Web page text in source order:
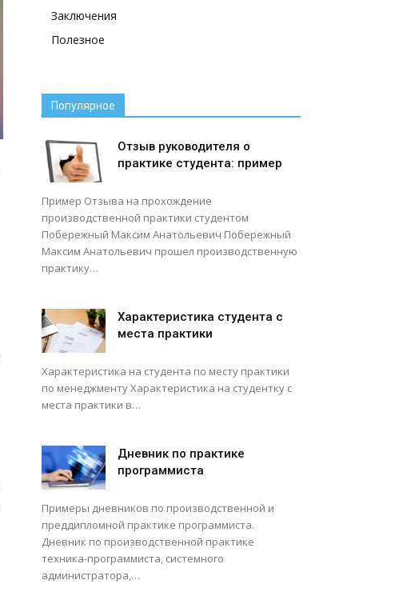
Заключения
Полезное
Популярное
Отзыв руководителя о
практике студента: пример
Пример Отзыва на прохождение
производственной практики студентом
Побережный Максим Анатольевич Побережный
Максим Анатольевич прошел производственную
практику…
Характеристика студента с
места практики
Характеристика на студента по месту практики
по менеджменту Характеристика на студентку с
места практики в…
Дневник по практике
программиста
Примеры дневников по производственной и
преддипломной практике программиста.
Дневник по производственной практике
техника-программиста, системного
администратора,…